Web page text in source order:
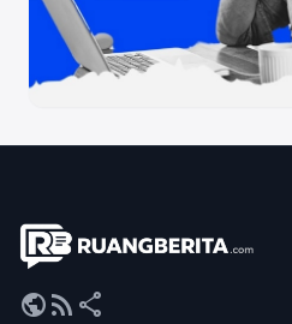
publicrss_feed share